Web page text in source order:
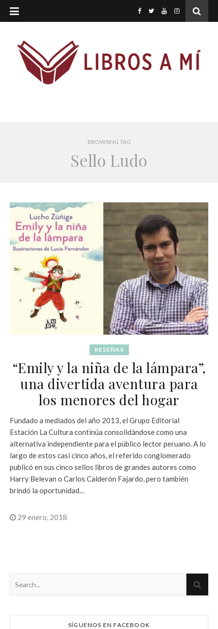
BROWSING TAG
Sello Ludo
RESEÑAS
“Emily y la niña de la lámpara”,
una divertida aventura para
los menores del hogar
Fundado a mediados del año 2013, el Grupo Editorial
Estación La Cultura continúa consolidándose como una
alternativa independiente para el público lector peruano. A lo
largo de estos casi cinco años, el referido conglomerado
publicó en sus cinco sellos libros de grandes autores como
Harry Belevan o Carlos Calderón Fajardo, pero también
brindó la oportunidad…
29 enero, 2018
SÍGUENOS EN FACEBOOK